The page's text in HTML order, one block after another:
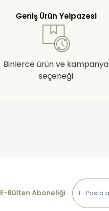
Geniş Ürün Yelpazesi
Binlerce ürün ve kampanya
seçeneği
E-Bülten Aboneliği